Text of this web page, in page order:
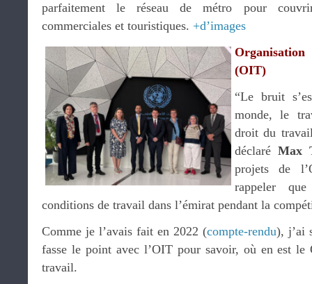
parfaitement le réseau de métro pour
commerciales et touristiques. +d’images
(OIT)
“Le bruit
monde, le
droit du
déclaréMax
projets de
rappeler
conditions de travail dans l’émirat pendant la
Comme je l’avais fait en 2022 (compte-rendu), j’ai
fasse le point avec l’OIT pour savoir, où en est le
travail.